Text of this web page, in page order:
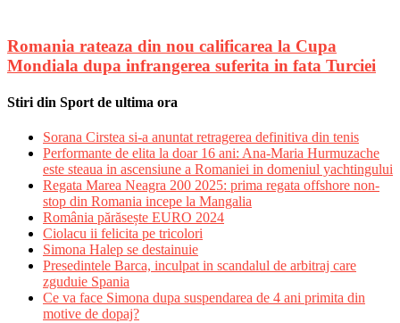
Romania rateaza din nou calificarea la Cupa
Mondiala dupa infrangerea suferita in fata Turciei
Stiri din Sport de ultima ora
Sorana Cirstea si-a anuntat retragerea definitiva din tenis
Performante de elita la doar 16 ani: Ana-Maria Hurmuzache
este steaua in ascensiune a Romaniei in domeniul yachtingului
Regata Marea Neagra 200 2025: prima regata offshore non-
stop din Romania incepe la Mangalia
România părăsește EURO 2024
Ciolacu ii felicita pe tricolori
Simona Halep se destainuie
Presedintele Barca, inculpat in scandalul de arbitraj care
zguduie Spania
Ce va face Simona dupa suspendarea de 4 ani primita din
motive de dopaj?